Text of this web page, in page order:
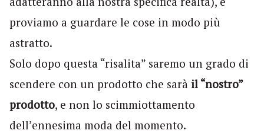
proviamo a guardare le cose in modo più
astratto.
Solo dopo questa “risalita” saremo un grado di
scendere con un prodotto che sarà il “nostro”
prodotto, e non lo scimmiottamento
dell’ennesima moda del momento.